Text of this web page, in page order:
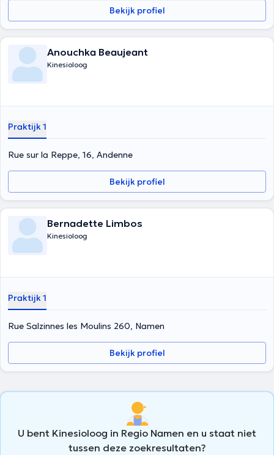
Bekijk profiel
Anouchka Beaujeant
Kinesioloog
Praktijk 1
Rue sur la Reppe, 16, Andenne
Bekijk profiel
Bernadette Limbos
Kinesioloog
Praktijk 1
Rue Salzinnes les Moulins 260, Namen
Bekijk profiel
U bent Kinesioloog in Regio Namen en u staat niet
tussen deze zoekresultaten?